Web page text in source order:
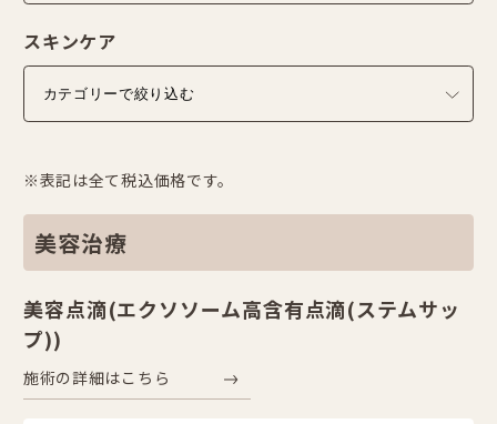
※表記は全て税込価格です。
美容治療
美容点滴(エクソソーム高含有点滴(ステムサッ
プ))
施術の詳細はこちら
スキンケア